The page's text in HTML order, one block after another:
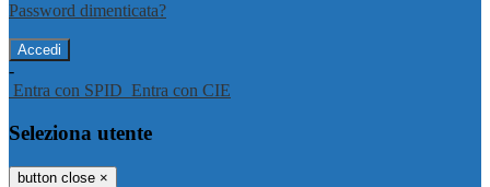
Password dimenticata?
-
Entra con SPID Entra con CIE
Seleziona utente
button close ×